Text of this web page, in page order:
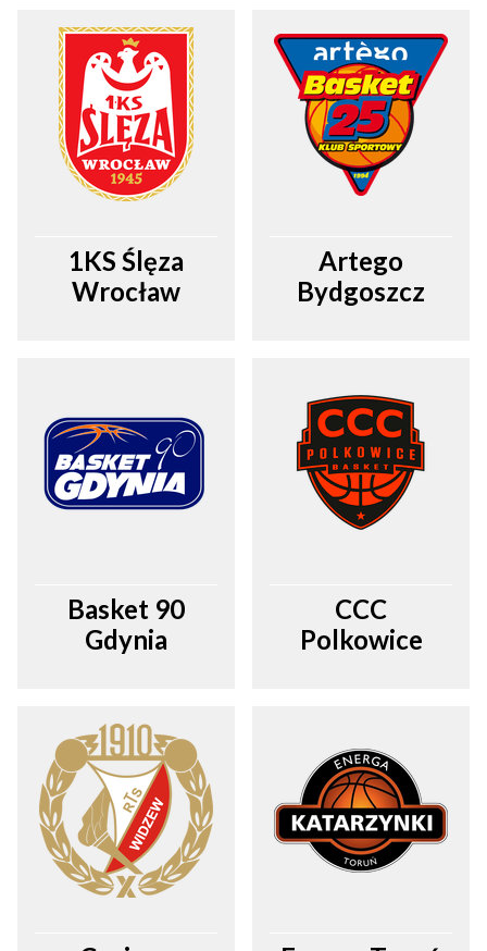
1KS Ślęza
Wrocław
Artego
Bydgoszcz
Basket 90
Gdynia
CCC
Polkowice